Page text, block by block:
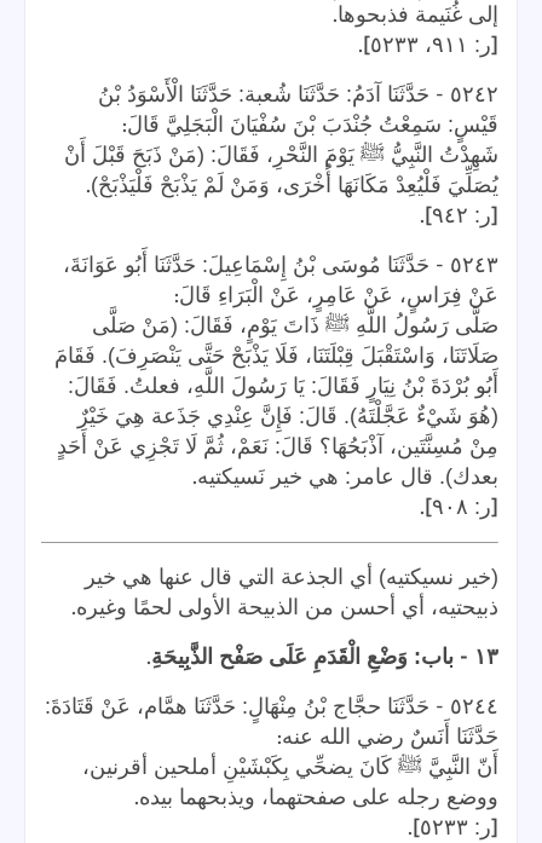
إلى غُنَيمة فذبحوها.
[ر: ٩١١، ٥٢٣٣ ].
٥٢٤٢ - حَدَّثَنَا آدَمُ: حَدَّثَنَا شُعبة: حَدَّثَنَا الْأَسْوَدُ بْنُ
قَيْسٍ: سَمِعْتُ جُنْدَبَ بْنَ سُفْيَانَ الْبَجَلِيَّ قَالَ:
شَهِدْتُ النَّبِيُّ ﷺ يَوْمَ النَّحْرِ، فَقَالَ: (مَنْ ذَبَحَ قَبْلَ أَنْ
يُصَلِّيَ فَلْيُعِدْ مَكَانَهَا أُخْرَى، وَمَنْ لَمْ يَذْبَحْ فَلْيَذْبَحْ).
[ر: ٩٤٢ ].
٥٢٤٣ - حَدَّثَنَا مُوسَى بْنُ إِسْمَاعِيلَ: حَدَّثَنَا أَبُو عَوَانَةَ،
عَنْ فِرَاسٍ، عَنْ عَامِرٍ، عَنْ الْبَرَاءِ قَالَ:
صَلَّى رَسُولُ اللَّهِ ﷺ ذَاتَ يَوْمٍ، فَقَالَ: (مَنْ صَلَّى
صَلَاتَنَا، وَاسْتَقْبَلَ قِبْلَتَنَا، فَلَا يَذْبَحْ حَتَّى يَنْصَرِفَ). فَقَامَ
أَبُو بُرْدَةَ بْنُ نِيَارٍ فَقَالَ: يَا رَسُولَ اللَّهِ، فعلتُ. فَقَالَ:
(هُوَ شَيْءٌ عَجَّلْتَهُ). قَالَ: فَإِنَّ عِنْدِي جَذَعة هِيَ خَيْرٌ
مِنْ مُسِنَّتَين، آذْبَحُهَا؟ قَالَ: نَعَمْ، ثُمَّ لَا تَجْزِي عَنْ أَحَدٍ
بعدك). قال عامر: هي خير نَسيكتيه.
[ر: ٩٠٨ ].
(خير نسيكتيه) أي الجذعة التي قال عنها هي خير
ذبيحتيه، أي أحسن من الذبيحة الأولى لحمًا وغيره.
١٣ - باب: وَضْعِ الْقَدَمِ عَلَى صَفْح الذَّبِيحَةِ.
٥٢٤٤ - حَدَّثَنَا حجَّاج بْنُ مِنْهَالٍ: حَدَّثَنَا همَّام، عَنْ قَتَادَةَ:
حَدَّثَنَا أَنَسٌ رضي الله عنه:
أَنّ النَّبِيَّ ﷺ كَانَ يضحِّي بِكَبْشَيْنِ أملحين أقرنين،
ووضع رجله على صفحتهما، ويذبحهما بيده.
[ر: ٥٢٣٣ ].